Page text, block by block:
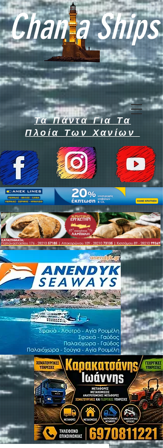
Chan a Ships
Τα Πάντα Για Τα
Πλοία Των Χανίων